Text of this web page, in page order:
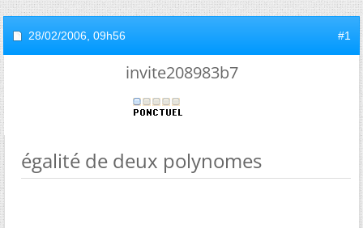
28/02/2006, 09h56 #1
invite208983b7
égalité de deux polynomes